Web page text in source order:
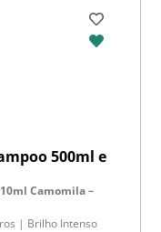
500ml e
Camomila –
| Brilho Intenso